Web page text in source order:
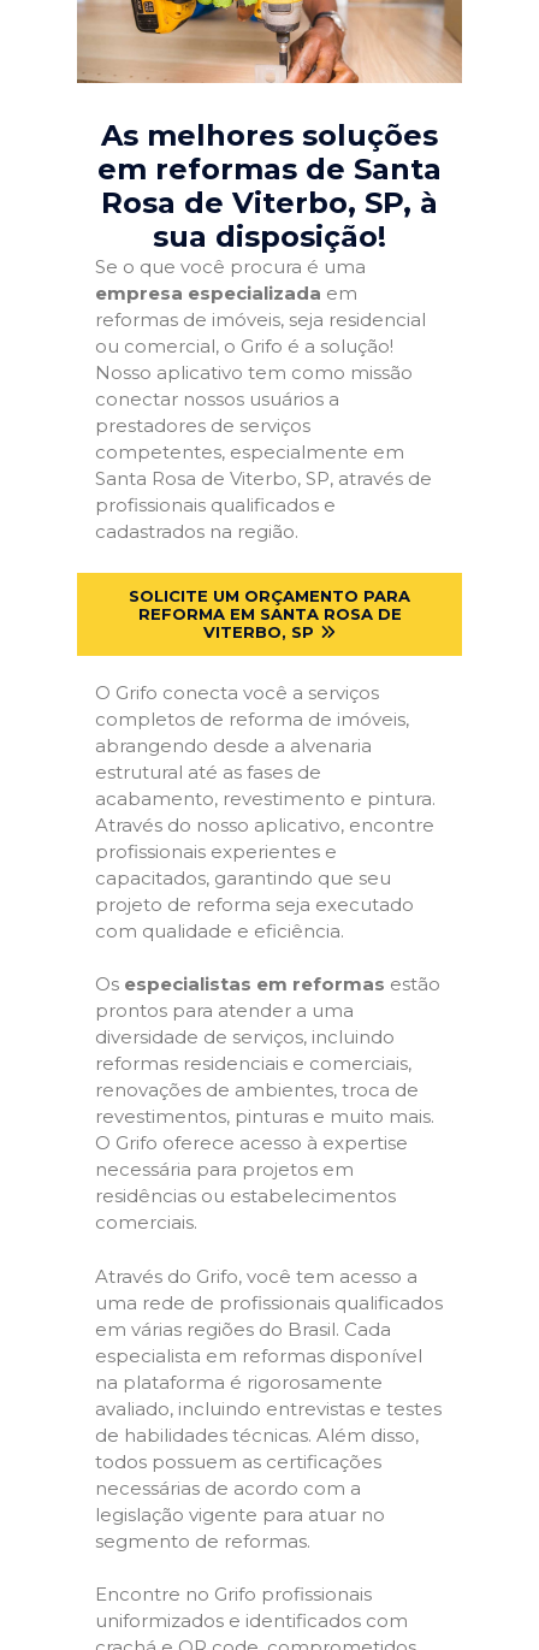
As melhores soluções
em reformas de Santa
Rosa de Viterbo, SP, à
sua disposição!
Se o que você procura é uma
empresa especializada em
reformas de imóveis, seja residencial
ou comercial, o Grifo é a solução!
Nosso aplicativo tem como missão
conectar nossos usuários a
prestadores de serviços
competentes, especialmente em
Santa Rosa de Viterbo, SP, através de
profissionais qualificados e
cadastrados na região.
SOLICITE UM ORÇAMENTO PARA
REFORMA EM SANTA ROSA DE
VITERBO, SP
O Grifo conecta você a serviços
completos de reforma de imóveis,
abrangendo desde a alvenaria
estrutural até as fases de
acabamento, revestimento e pintura.
Através do nosso aplicativo, encontre
profissionais experientes e
capacitados, garantindo que seu
projeto de reforma seja executado
com qualidade e eficiência.
Os especialistas em reformas estão
prontos para atender a uma
diversidade de serviços, incluindo
reformas residenciais e comerciais,
renovações de ambientes, troca de
revestimentos, pinturas e muito mais.
O Grifo oferece acesso à expertise
necessária para projetos em
residências ou estabelecimentos
comerciais.
Através do Grifo, você tem acesso a
uma rede de profissionais qualificados
em várias regiões do Brasil. Cada
especialista em reformas disponível
na plataforma é rigorosamente
avaliado, incluindo entrevistas e testes
de habilidades técnicas. Além disso,
todos possuem as certificações
necessárias de acordo com a
legislação vigente para atuar no
segmento de reformas.
Encontre no Grifo profissionais
uniformizados e identificados com